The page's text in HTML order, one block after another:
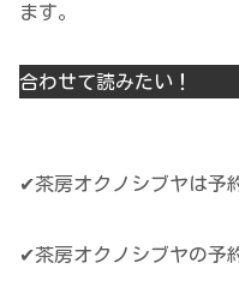
ます。
合わせて読みたい！
✔茶房オクノシブヤは予
✔茶房オクノシブヤの予